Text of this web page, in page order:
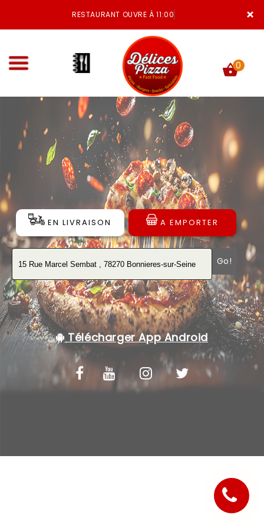
×
RESTAURANT OUVRE À 11:00
ACCUEIL
LA CARTE
VOTRE COMPTE
NOTRE RESTAURANT
VOS AVIS
MENTIONS LÉGALES
C.G.V
0
EN LIVRAISON A EMPORTER
Go!
Télécharger App Android